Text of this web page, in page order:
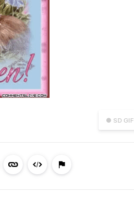
● SD GIF